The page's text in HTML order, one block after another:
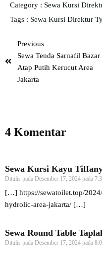
Category : Sewa Kursi
Tags : Sewa Kursi Direktur
Previous
Sewa Tenda Sarnafil Bazar
Atap Putih Kerucut Area
Jakarta
4 Komentar
Sewa Kursi Kayu
Ditulis pada Desember 17, 2024 pada
[…] https://sewatoilet.top/
hydrolic-area-jakarta/ […]
Sewa Round Table
Ditulis pada Desember 17, 2024 pada